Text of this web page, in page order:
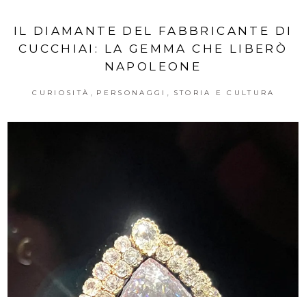
IL DIAMANTE DEL FABBRICANTE DI
CUCCHIAI: LA GEMMA CHE LIBERÒ
NAPOLEONE
CURIOSITÀ PERSONAGGI STORIA E CULTURA